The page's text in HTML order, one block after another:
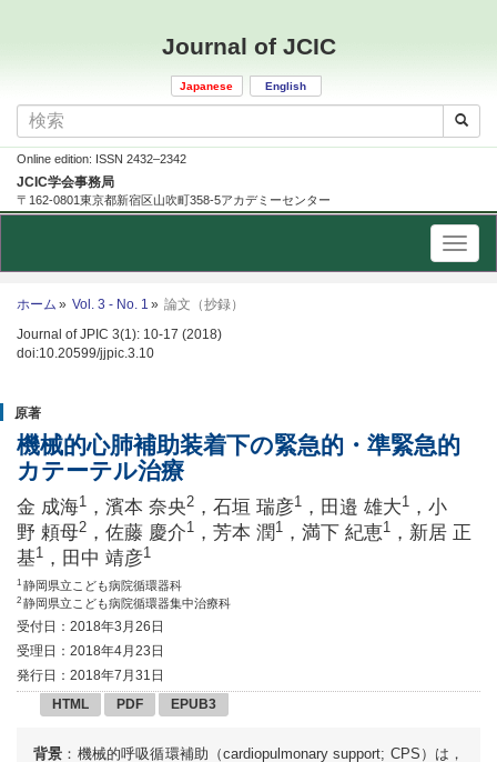
Journal of JCIC
Japanese English
Online edition: ISSN 2432–2342
JCIC学会事務局
〒162-0801東京都新宿区山吹町358-5アカデミーセンター
ホーム Vol. 3 - No. 1
論文（抄録）
Journal of JPIC 3(1): 10-17 (2018)
doi:10.20599/jjpic.3.10
原著
機械的心肺補助装着下の緊急的・準緊急的
カテーテル治療
金 成海1 ，濱本 奈央2 ，石垣 瑞彦1 ，田邉 雄大1
，小
野 頼母2 ，佐藤 慶介1 ，芳本 潤 1 ，満下 紀恵1
，新居 正
基1 ，田中 靖彦1
1 静岡県立こども病院循環器科
2 静岡県立こども病院循環器集中治療科
受付日：2018年3月26日
受理日：2018年4月23日
発行日：2018年7月31日
HTML
PDF EPUB3
背景 ：機械的呼吸循環補助（cardiopulmonary support; CPS）は，